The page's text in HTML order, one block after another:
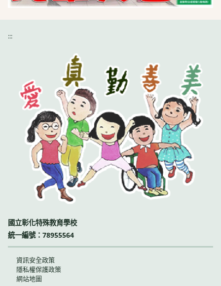
:::
國立彰化特殊教育學校
統一編號：78955564
資訊安全政策
隱私權保護政策
網站地圖